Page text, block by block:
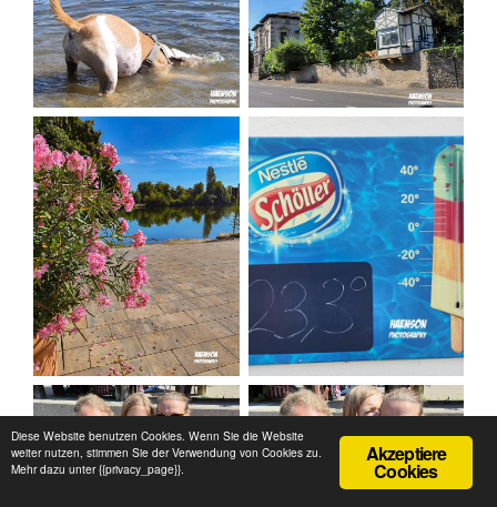
Akzeptiere
Cookies
Diese Website benutzen Cookies. Wenn Sie die Website
weiter nutzen, stimmen Sie der Verwendung von Cookies zu.
Mehr dazu unter {{privacy_page}}.